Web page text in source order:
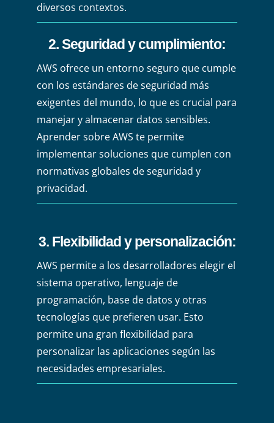
diversos contextos.
2. Seguridad y cumplimiento:
AWS ofrece un entorno seguro que cumple
con los estándares de seguridad más
exigentes del mundo, lo que es crucial para
manejar y almacenar datos sensibles.
Aprender sobre AWS te permite
implementar soluciones que cumplen con
normativas globales de seguridad y
privacidad.
3. Flexibilidad y personalización:
AWS permite a los desarrolladores elegir el
sistema operativo, lenguaje de
programación, base de datos y otras
tecnologías que prefieren usar. Esto
permite una gran flexibilidad para
personalizar las aplicaciones según las
necesidades empresariales.